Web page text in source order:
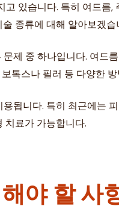
있습니다. 특히 여드
종류에 대해 알아보겠습
제 중 하나입니다. 여드
톡스나 필러 등 다양한
됩니다. 특히 최근에는
치료가 가능합니다.
야 할 사